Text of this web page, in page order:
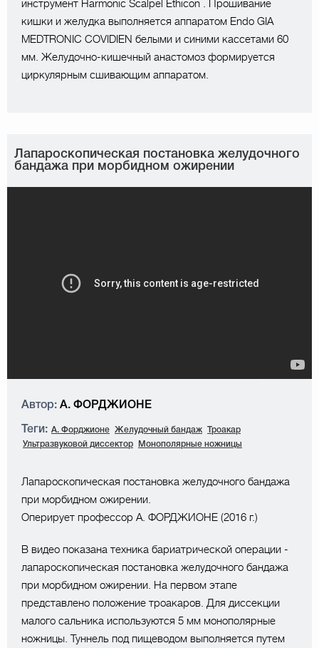
инструмент Harmonic Scalpel Ethicon . Прошивание
кишки и желудка выполняется аппаратом Endo GIA
MEDTRONIC COVIDIEN белыми и синими кассетами 60
мм. Желудочно-кишечный анастомоз формируется
циркулярным сшивающим аппаратом.
Лапароскопическая постановка желудочного
бандажа при морбидном ожирении
Автор: А. ФОРДЖИОНЕ
Теги: А. Форджионе Желудочный бандаж
Троакар
Ультразвуковой диссектор
Монополярные ножницы
Лапароскопическая постановка желудочного бандажа
при морбидном ожирении.
Оперирует профессор А. ФОРДЖИОНЕ (2016 г.)
В видео показана техника бариатрической операции -
лапароскопическая постановка желудочного бандажа
при морбидном ожирении. На первом этапе
представлено положение троакаров. Для диссекции
малого сальника используются 5 мм монополярные
ножницы. Туннель под пищеводом выполняется путем